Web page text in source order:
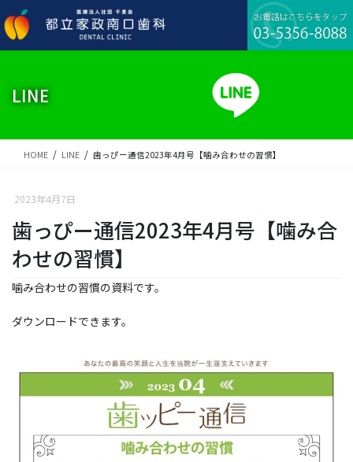
ン
テ
ビ
ゲ
移
LINE
HOME LINE 歯っぴー通信2023年4月号【噛み合わせの習慣】
2023年4月7日
歯っぴー通信2023年4月号【噛み合
わせの習慣】
噛み合わせの習慣の資料です。
ダウンロードできます。